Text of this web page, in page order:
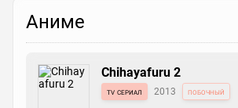
Аниме
Chihayafuru 2
tv сериал 2013 побочный